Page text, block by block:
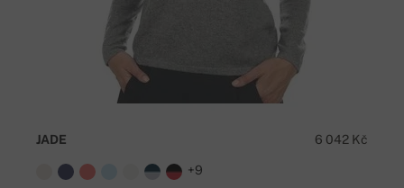
6 042 Kč
JADE
+9